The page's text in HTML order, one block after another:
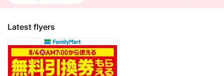
Latest flyers